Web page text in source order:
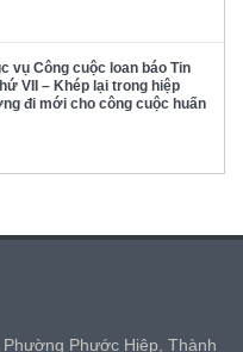
vụ Công cuộc loan báo Tin
VII – Khép lại trong hiệp
đi mới cho công cuộc huấn
Phước Hiệp, Thành